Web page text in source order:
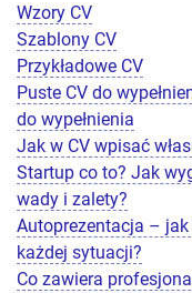
Wzory CV
Szablony CV
Przykładowe CV
Puste CV do
do wypełnienia
Jak w CV wpisać
Startup co to? Jak
wady i zalety?
Autoprezentacja –
każdej sytuacji?
Co zawiera